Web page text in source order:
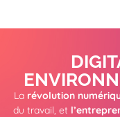
La révolution
du travail, et